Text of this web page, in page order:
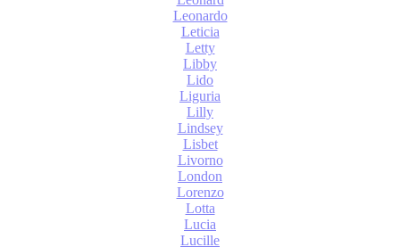
Leonardo
Leticia
Letty
Libby
Lido
Liguria
Lilly
Lindsey
Lisbet
Livorno
London
Lorenzo
Lotta
Lucia
Lucille